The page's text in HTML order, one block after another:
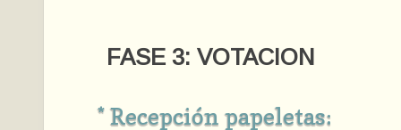
FASE 3: VOTACION
* Recepción papeletas: